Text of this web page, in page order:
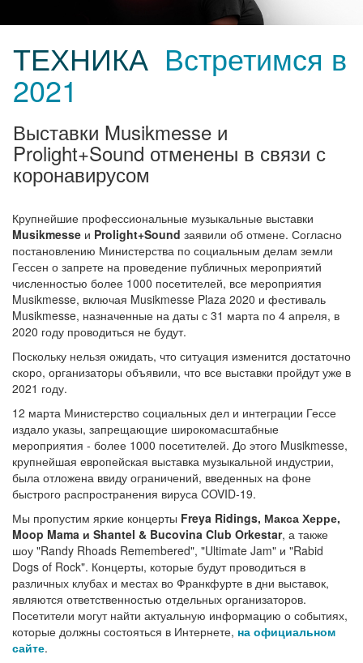
ТЕХНИКА Встретимся в
2021
Выставки Musikmesse и
Prolight+Sound отменены в связи с
коронавирусом
Крупнейшие профессиональные музыкальные выставки
Musikmesse и Prolight+Sound заявили об отмене. Согласно
постановлению Министерства по социальным делам земли
Гессен о запрете на проведение публичных мероприятий
численностью более 1000 посетителей, все мероприятия
Musikmesse, включая Musikmesse Plaza 2020 и фестиваль
Musikmesse, назначенные на даты с 31 марта по 4 апреля, в
2020 году проводиться не будут.
Поскольку нельзя ожидать, что ситуация изменится достаточно
скоро, организаторы объявили, что все выставки пройдут уже в
2021 году.
12 марта Министерство социальных дел и интеграции Гессе
издало указы, запрещающие широкомасштабные
мероприятия - более 1000 посетителей. До этого Musikmesse,
крупнейшая европейская выставка музыкальной индустрии,
была отложена ввиду ограничений, введенных на фоне
быстрого распространения вируса COVID-19.
Мы пропустим яркие концерты Freya Ridings, Макса Херре,
Moop Mama и Shantel & Bucovina Club Orkestar, а также
шоу "Randy Rhoads Remembered", "Ultimate Jam" и "Rabid
Dogs of Rock". Концерты, которые будут проводиться в
различных клубах и местах во Франкфурте в дни выставок,
являются ответственностью отдельных организаторов.
Посетители могут найти актуальную информацию о событиях,
которые должны состояться в Интернете, на официальном
сайте.